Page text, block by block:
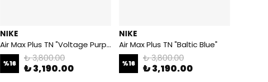
NIKE
Air Max Plus TN "Voltage Purple"
%16 ₺ 3,800.00
₺ 3,190.00
NIKE
Air Max Plus TN "Baltic Blue"
%16 ₺ 3,800.00
₺ 3,190.00